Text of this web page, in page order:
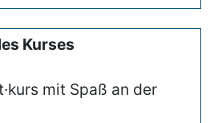
Kurses
mit Spaß an der